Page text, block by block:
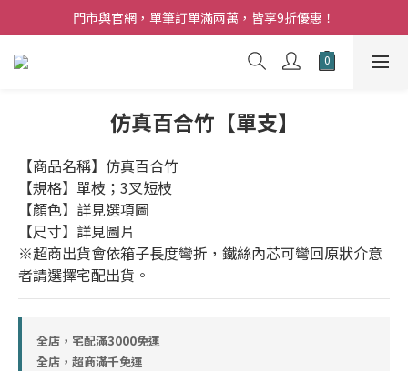
夏日購花福利．消費不限金額【贈】乾燥玫瑰乙束
門市與官網，單筆訂單滿兩萬，皆享9折優惠！
夏日購花福利．消費不限金額【贈】乾燥玫瑰乙束
仿真百合竹【單支】
【商品名稱】仿真百合竹
【規格】單枝；3叉短枝
【顏色】詳見選項圖
【尺寸】詳見圖片
※超商出貨會依箱子長度彎折，鐵絲內芯可彎回原狀介意
者請選擇宅配出貨。
全店，宅配滿3000免運
全店，超商滿千免運